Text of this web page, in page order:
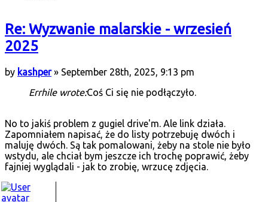
Re: Wyzwanie malarskie - wrzesień
2025
by kashper» September 28th, 2025, 9:13 pm
Errhile wrote:Coś Ci się nie podłączyło.
No to jakiś problem z gugiel drive'm. Ale link działa.
Zapomniałem napisać, że do listy potrzebuję dwóch i
maluję dwóch. Są tak pomalowani, żeby na stole nie było
wstydu, ale chciał bym jeszcze ich trochę poprawić, żeby
fajniej wyglądali - jak to zrobię, wrzucę zdjęcia.